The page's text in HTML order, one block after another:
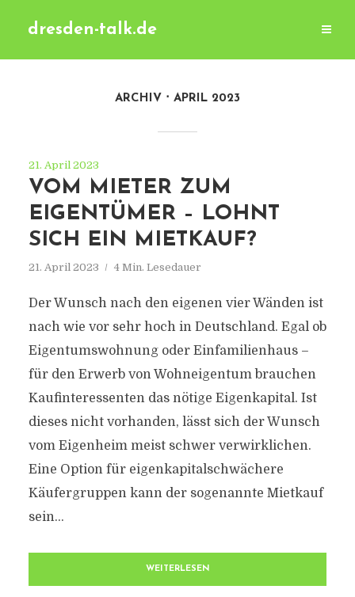
dresden-talk.de
ARCHIV APRIL 2023
21. April 2023
VOM MIETER ZUM
EIGENTÜMER – LOHNT
SICH EIN MIETKAUF?
21. April 2023 4 Min. Lesedauer
Der Wunsch nach den eigenen vier Wänden ist
nach wie vor sehr hoch in Deutschland. Egal ob
Eigentumswohnung oder Einfamilienhaus –
für den Erwerb von Wohneigentum brauchen
Kaufinteressenten das nötige Eigenkapital. Ist
dieses nicht vorhanden, lässt sich der Wunsch
vom Eigenheim meist schwer verwirklichen.
Eine Option für eigenkapitalschwächere
Käufergruppen kann der sogenannte Mietkauf
sein...
WEITERLESEN